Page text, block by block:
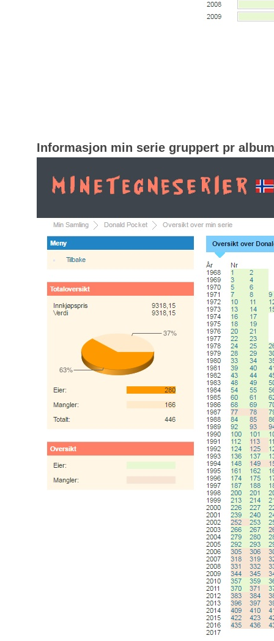
Informasjon min serie gruppert pr